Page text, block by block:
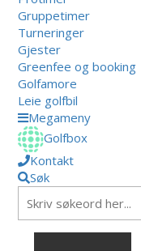
Gruppetimer
Turneringer
Gjester
Greenfee og booking
Golfamore
Leie golfbil
Megameny
Golfbox
Kontakt
Søk